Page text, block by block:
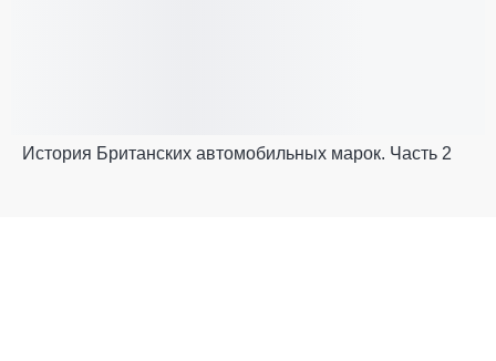
История Британских автомобильных марок. Часть 2